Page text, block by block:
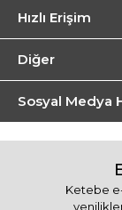
Hızlı Erişim
Diğer
Sosyal Medya
Ketebe